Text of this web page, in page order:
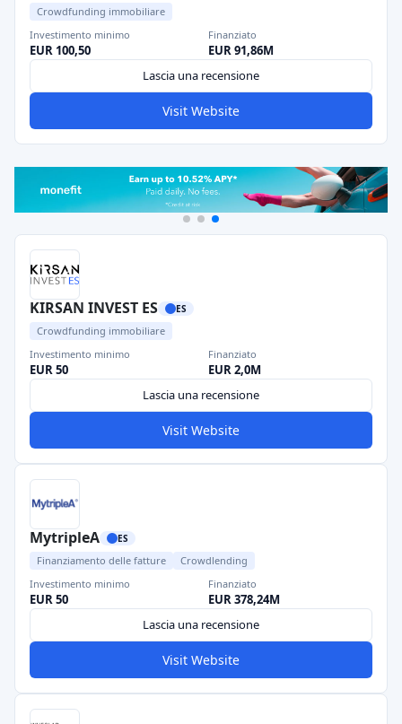
Crowdfunding immobiliare
Investimento minimo
EUR 100,50
Finanziato
EUR 91,86M
Lascia una recensione
Visit Website
KIRSAN INVEST ES ES
Crowdfunding immobiliare
Investimento minimo
EUR 50
Finanziato
EUR 2,0M
Lascia una recensione
Visit Website
MytripleA ES
Finanziamento delle fatture
Crowdlending
Investimento minimo
EUR 50
Finanziato
EUR 378,24M
Lascia una recensione
Visit Website